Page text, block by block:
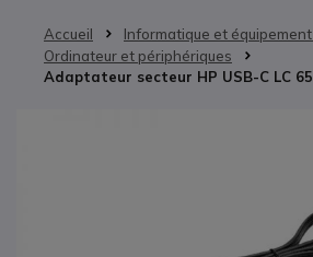
Accueil
Informatique et
Ordinateur et périphériques
Adaptateur secteur HP USB-C LC